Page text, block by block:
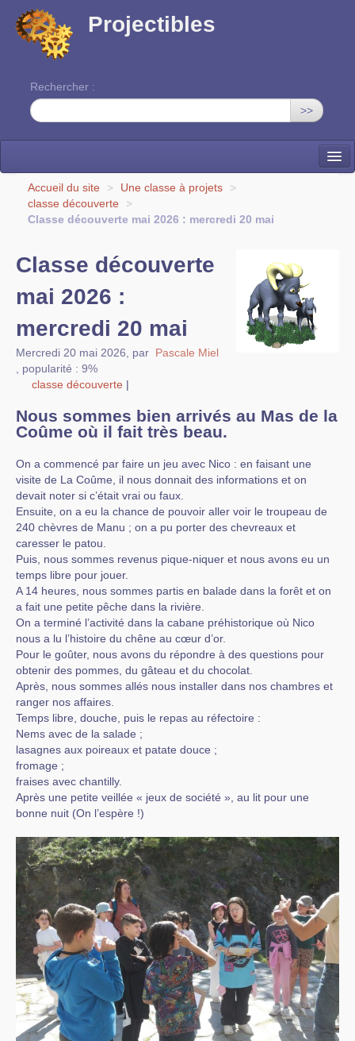
Projectibles
Rechercher :
>>
La ruche
Une classe à projets
Accueil du site > Une classe à projets
>
classe découverte
>
Classe découverte mai 2026 : mercredi 20 mai
Classe découverte
mai 2026 :
mercredi 20 mai
Mercredi 20 mai 2026 par Pascale Miel
popularité : 9%
classe découverte |
Nous sommes bien arrivés au Mas de la
Coûme où il fait très beau.
On a commencé par faire un jeu avec Nico : en faisant une
visite de La Coûme, il nous donnait des informations et on
devait noter si c’était vrai ou faux.
Ensuite, on a eu la chance de pouvoir aller voir le troupeau de
240 chèvres de Manu ; on a pu porter des chevreaux et
caresser le patou.
Puis, nous sommes revenus pique-niquer et nous avons eu un
temps libre pour jouer.
A 14 heures, nous sommes partis en balade dans la forêt et on
a fait une petite pêche dans la rivière.
On a terminé l’activité dans la cabane préhistorique où Nico
nous a lu l’histoire du chêne au cœur d’or.
Pour le goûter, nous avons du répondre à des questions pour
obtenir des pommes, du gâteau et du chocolat.
Après, nous sommes allés nous installer dans nos chambres et
ranger nos affaires.
Temps libre, douche, puis le repas au réfectoire :
Nems avec de la salade ;
lasagnes aux poireaux et patate douce ;
fromage ;
fraises avec chantilly.
Après une petite veillée « jeux de société », au lit pour une
bonne nuit (On l’espère !)